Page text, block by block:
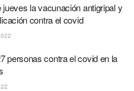
la vacunación antigripal y
contra el covid
personas contra el covid en la